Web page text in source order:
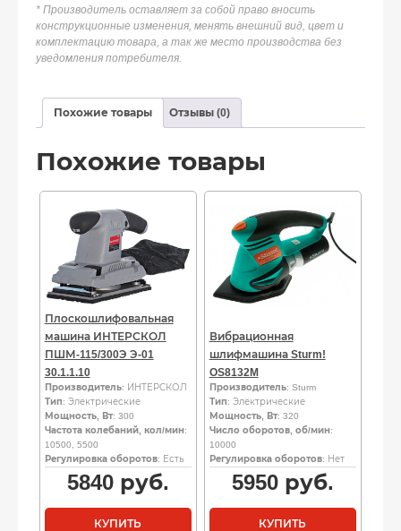
* Производитель оставляет за собой право вносить
конструкционные изменения, менять внешний вид, цвет и
комплектацию товара, а так же место производства без
уведомления потребителя.
Похожие товары Отзывы (0)
Похожие товары
Плоскошлифовальная
машина ИНТЕРСКОЛ
ПШМ-115/300Э Э-01
30.1.1.10
Производитель: ИНТЕРСКОЛ
Тип: Электрические
Мощность, Вт: 300
Частота колебаний, кол/мин:
10500, 5500
Регулировка оборотов: Есть
5840руб.
КУПИТЬ
Вибрационная
шлифмашина Sturm!
OS8132M
Производитель: Sturm
Тип: Электрические
Мощность, Вт: 320
Число оборотов, об/мин:
10000
Регулировка оборотов: Нет
5950руб.
КУПИТЬ